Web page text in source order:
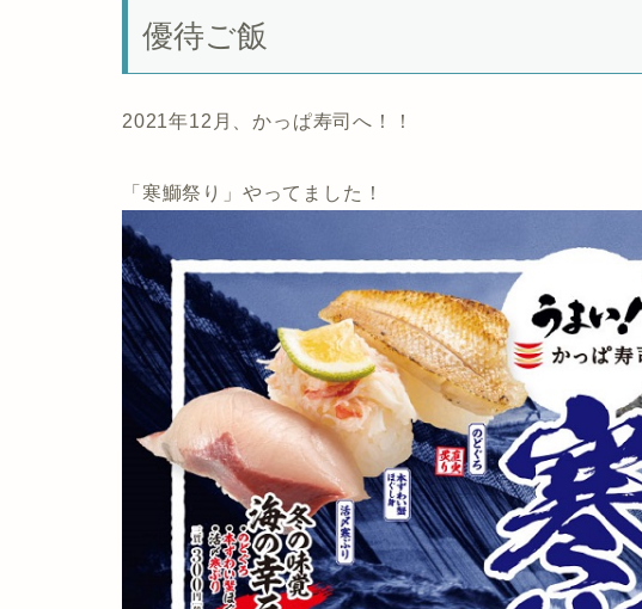
優待ご飯
2021年12月、かっぱ寿司へ！！
「寒鰤祭り」やってました！